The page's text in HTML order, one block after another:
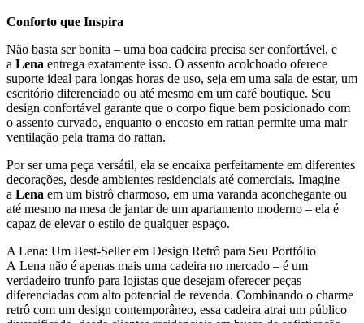
Conforto que Inspira
Não basta ser bonita – uma boa cadeira precisa ser confortável, e
a Lena entrega exatamente isso. O assento acolchoado oferece
suporte ideal para longas horas de uso, seja em uma sala de estar, um
escritório diferenciado ou até mesmo em um café boutique. Seu
design confortável garante que o corpo fique bem posicionado com
o assento curvado, enquanto o encosto em rattan permite uma mair
ventilação pela trama do rattan.
Por ser uma peça versátil, ela se encaixa perfeitamente em diferentes
decorações, desde ambientes residenciais até comerciais. Imagine
a Lena em um bistrô charmoso, em uma varanda aconchegante ou
até mesmo na mesa de jantar de um apartamento moderno – ela é
capaz de elevar o estilo de qualquer espaço.
A Lena: Um Best-Seller em Design Retrô para Seu Portfólio
A Lena não é apenas mais uma cadeira no mercado – é um
verdadeiro trunfo para lojistas que desejam oferecer peças
diferenciadas com alto potencial de revenda. Combinando o charme
retrô com um design contemporâneo, essa cadeira atrai um público